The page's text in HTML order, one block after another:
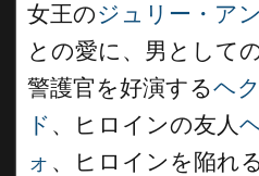
女王のジュリー・ア
との愛に、男として
警護官を好演するヘ
ド 、ヒロインの友人
ォ 、ヒロインを陥れ